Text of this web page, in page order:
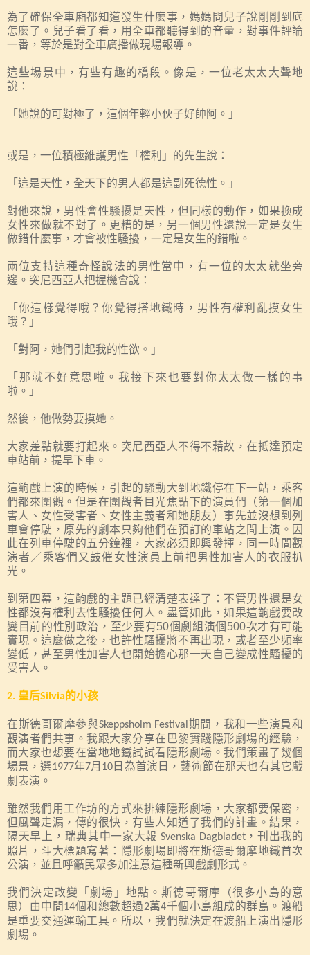
為了確保全車廂都知道發生什麼事，媽媽問兒子說剛剛到底
怎麼了。兒子看了看，用全車都聽得到的音量，對事件評論
一番，等於是對全車廣播做現場報導。
這些場景中，有些有趣的橋段。像是，一位老太太大聲地
說：
「她說的可對極了，這個年輕小伙子好帥阿。」
或是，一位積極維護男性「權利」的先生說：
「這是天性，全天下的男人都是這副死德性。」
對他來說，男性會性騷擾是天性，但同樣的動作，如果換成
女性來做就不對了。更糟的是，另一個男性還說一定是女生
做錯什麼事，才會被性騷擾，一定是女生的錯啦。
兩位支持這種奇怪說法的男性當中，有一位的太太就坐旁
邊。突尼西亞人把握機會說：
「你這樣覺得哦？你 覺得搭地鐵時，男性有權利亂摸女生
哦？」
「對阿，她們引起我的性欲。」
「那就不好意思啦。我接下來也要對你太太做一樣的事
啦。」
然後，他做勢要摸她。
大家差點就要打起來。突尼西亞人不得不藉故，在抵達預定
車站前，提早下車。
這齣戲上演的時候，引起的騷動大到地鐵停在下一站，乘客
們都來圍觀。但是在圍觀者目光焦點下的演員們（第一個加
害人、女性受害者、女性主義者和她朋友）事先並沒想到列
車會停駛，原先的劇本只夠他們在預訂的車站之間上演。因
此在列車停駛的五分鐘裡，大家必須即興發揮，同一時間觀
演者／乘客們又鼓催女性演員上前把男性加害人的衣服扒
光。
到第四幕，這齣戲的主題已經清楚表達了：不管男性還是女
性都沒有權利去性騷擾任何人。盡管如此，如果這齣戲要改
變目前的性別政治，至少要有50個劇組演個 500次才有可能
實現。這麼做之後，也許性騷擾將不再出現，或者至少頻率
變低，甚至男性加害人也開始擔心那一天自己變成性騷擾的
受害人。
2. 皇后Silvia的小孩
在斯德哥爾摩參與Skeppsholm Festival 期間，我和一些演員和
觀演者們共事。我跟大家分享在巴黎實踐隱形劇場的經驗，
而大家也想要在當地地鐵試試看隱形劇場。我們策畫了幾個
場景，選1977年7月 10 日為首演日，藝術節在那天也有其它戲
劇表演。
雖然我們用工作坊的方式來排練隱形劇場，大家都要保密，
但風聲走漏，傳的很快，有些人知道了我們的計畫。結果，
隔天早上，瑞典其中一家大報 Svenska Dagbladet，刊出我的
照片，斗大標題寫著：隱形劇場即將在斯德哥爾摩地鐵首次
公演，並且呼籲民眾多加注意這種新興戲劇形式。
我們決定改變「劇場」地點。斯德哥爾摩（很多小島的意
思）由中間14個和總數超過2萬4千個小島組成的群島。渡船
是重要交通運輸工具。所以，我們就決定在渡船上演出隱形
劇場。